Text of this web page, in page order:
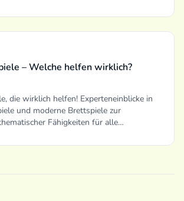
– Welche helfen wirklich?
die wirklich helfen! Experteneinblicke in
und moderne Brettspiele zur
Fähigkeiten für alle